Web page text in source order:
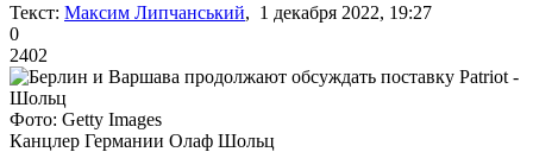
Текст: Максим Липчанський, 1 декабря 2022, 19:27
0
2402
Фото: Getty Images
Канцлер Германии Олаф Шольц